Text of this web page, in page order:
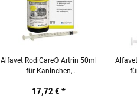
Alfavet RodiCare® Artrin 50ml
für Kaninchen,
17,72 € *